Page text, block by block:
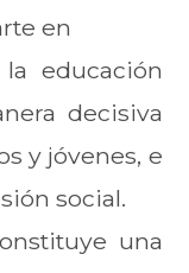
en
educación
decisiva
y jóvenes, e
social.
una